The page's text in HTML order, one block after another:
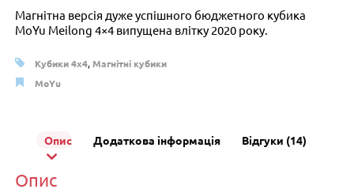
Магнітна версія дуже успішного бюджетного кубика
MoYu Meilong 4×4 випущена влітку 2020 року.
Кубики 4x4,Магнітні кубики
MoYu
Опис Додаткова інформація Відгуки (14)
Опис